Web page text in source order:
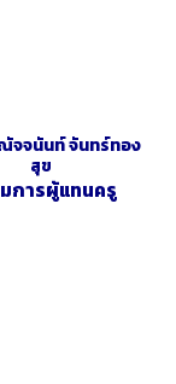
จจนันท์ จันทร์ทอง
สุข
การผู้แทนครู